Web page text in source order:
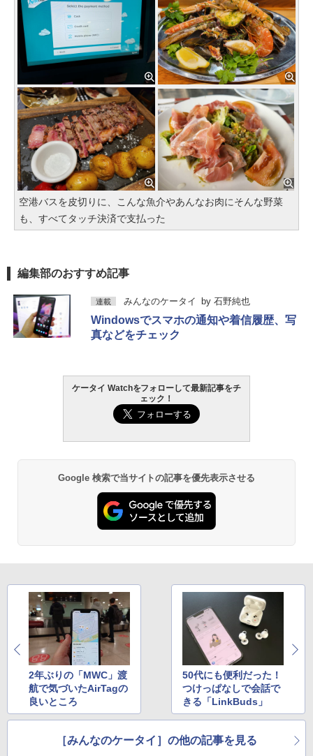
空港バスを皮切りに、こんな魚介やあんなお肉にそんな野菜
も、すべてタッチ決済で支払った
編集部のおすすめ記事
連載 みんなのケータイ by 石野純也
Windowsでスマホの通知や着信履歴、写
真などをチェック
ケータイ Watchをフォローして最新記事をチ
ェック！
Google 検索で当サイトの記事を優先表示させる
2年ぶりの「MWC」渡
航で気づいたAirTagの
良いところ
50代にも便利だった！
つけっぱなしで会話で
きる「LinkBuds」
［みんなのケータイ］の他の記事を見る